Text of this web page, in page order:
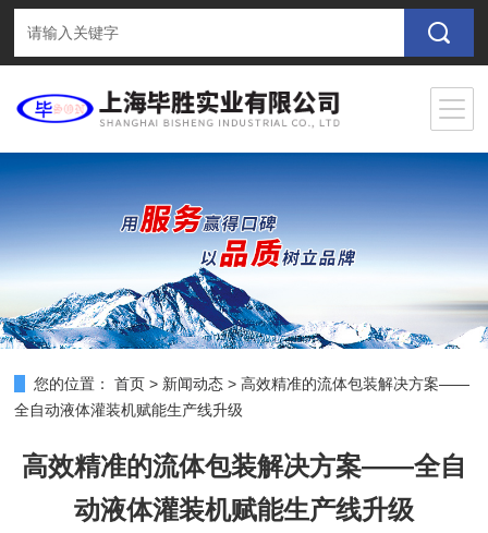
您的位置： 首页 > 新闻动态 >高效精准的流体包装解决方案——
全自动液体灌装机赋能生产线升级
高效精准的流体包装解决方案——全自
动液体灌装机赋能生产线升级